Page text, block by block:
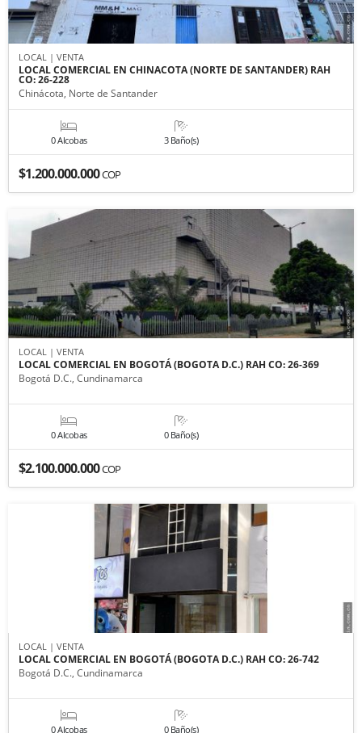
LOCAL | VENTA
LOCAL COMERCIAL EN CHINACOTA (NORTE DE SANTANDER) RAH
CO: 26-228
Chinácota, Norte de Santander
0 Alcobas 3 Baño(s)
$1.200.000.000COP
LOCAL | VENTA
LOCAL COMERCIAL EN BOGOTÁ (BOGOTA D.C.) RAH CO: 26-369
Bogotá D.C., Cundinamarca
0 Alcobas 0 Baño(s)
$2.100.000.000COP
LOCAL | VENTA
LOCAL COMERCIAL EN BOGOTÁ (BOGOTA D.C.) RAH CO: 26-742
Bogotá D.C., Cundinamarca
0 Alcobas 0 Baño(s)